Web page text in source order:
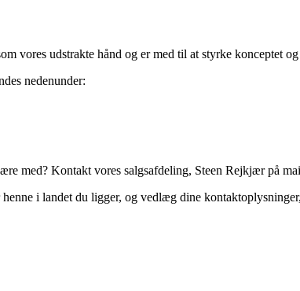
vores udstrakte hånd og er med til at styrke konceptet
nedenunder:
med? Kontakt vores salgsafdeling, Steen Rejkjær på
i landet du ligger, og vedlæg dine